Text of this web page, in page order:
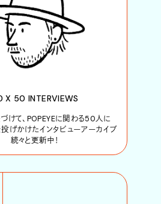
X 50 INTERVIEWS
けて、POPEYEに関わる50人に
げかけたインタビューアーカイブ
続々と更新中！